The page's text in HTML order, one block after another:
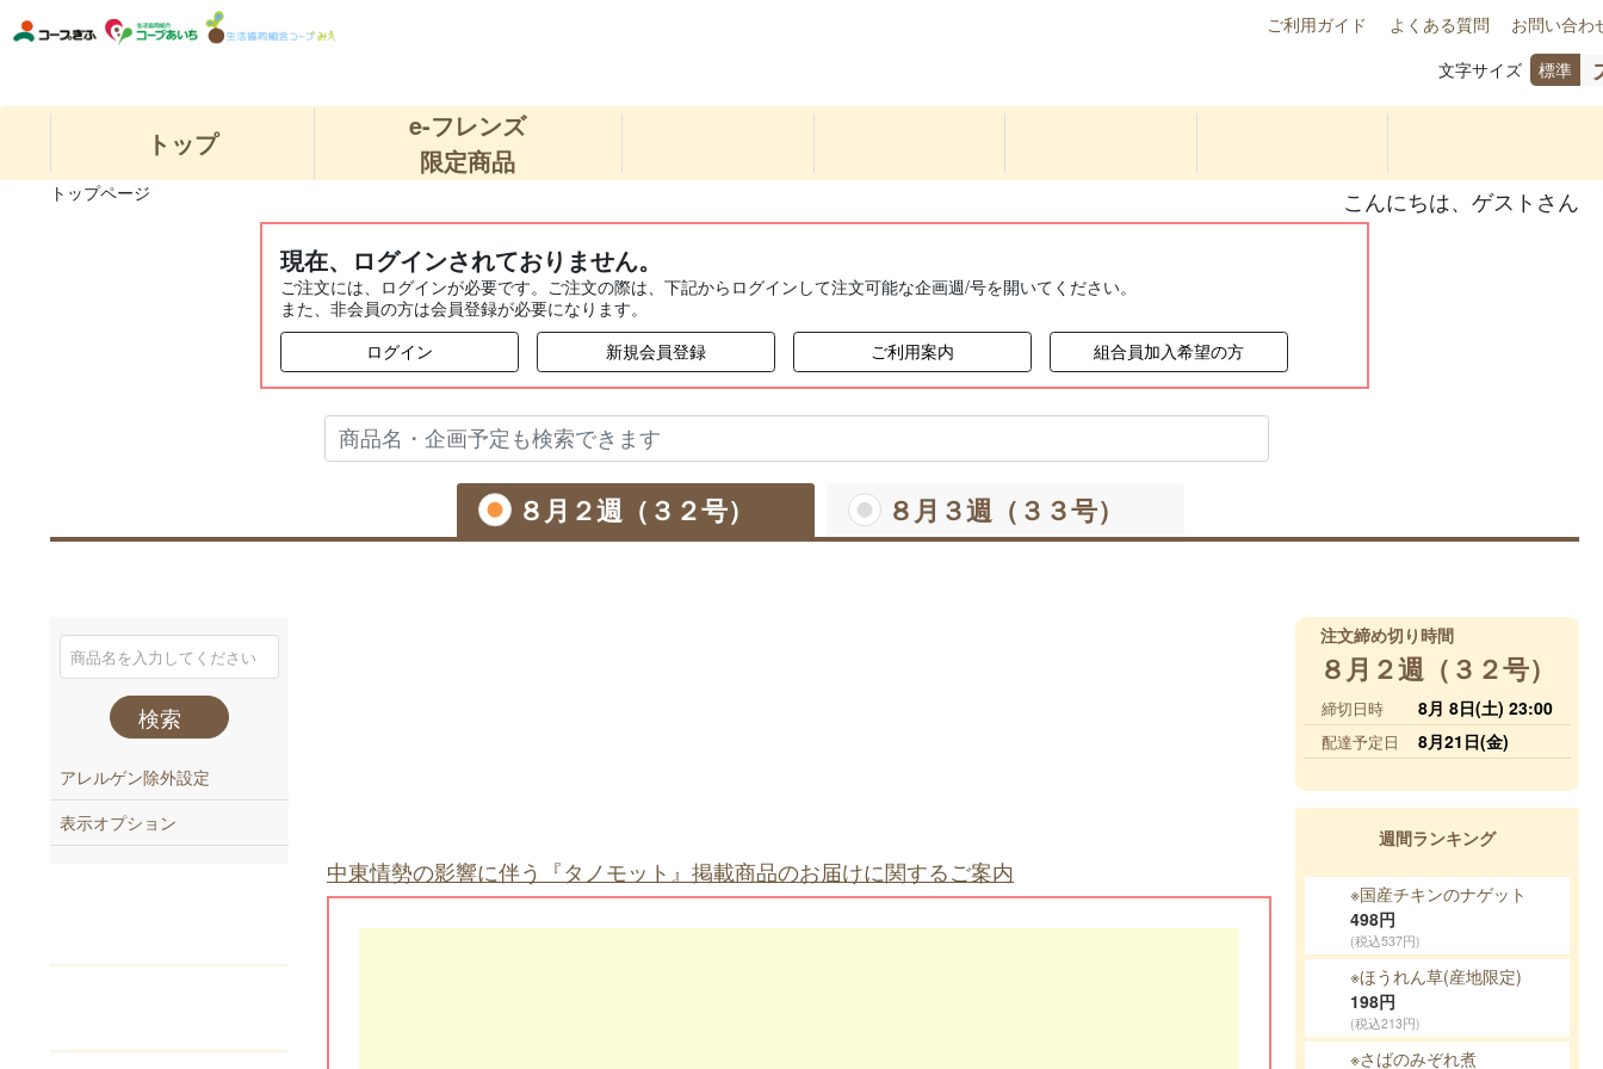
ご利用ガイド よくある質問
お問い合わせ
文字サイズ
標準
トップ
e-フレンズ
限定商品
トップページ こんにちは、ゲストさん
現在、ログインされておりません。
ご注文には、ログインが必要です。ご注文の際は、下記からログインして注文可能な企画週/号を開いてください。
また、非会員の方は会員登録が必要になります。
ログイン
新規会員登録 ご利用案内 組合員加入希望の方
８月２週（３２号） ８月３週（３３号）
検索
アレルゲン除外設定
表示オプション
注文締め切り時間
８月２週（３２号）
締切日時 8月 8日(土) 23:00
配達予定日 8月21日(金)
週間ランキング
※国産チキンのナ
(税込537円)
198円